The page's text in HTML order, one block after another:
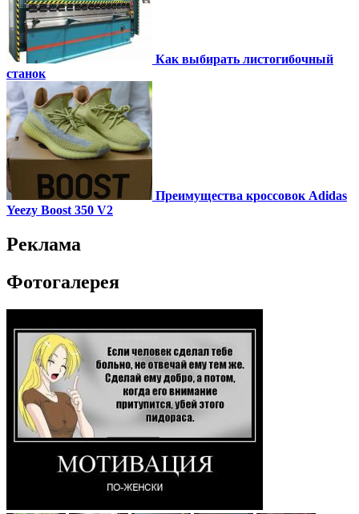
Как выбирать листогибочный
станок
Преимущества кроссовок Adidas
Yeezy Boost 350 V2
Реклама
Фотогалерея